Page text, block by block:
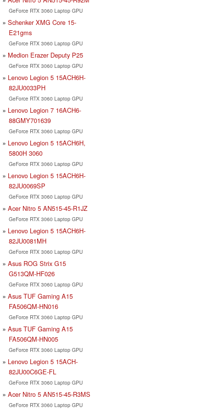
GeForce RTX 3060 Laptop GPU
Schenker XMG Core 15-
E21gms
GeForce RTX 3060 Laptop GPU
Medion Erazer Deputy P25
GeForce RTX 3060 Laptop GPU
Lenovo Legion 5 15ACH6H-
82JU0033PH
GeForce RTX 3060 Laptop GPU
Lenovo Legion 7 16ACH6-
88GMY701639
GeForce RTX 3060 Laptop GPU
Lenovo Legion 5 15ACH6H,
5800H 3060
GeForce RTX 3060 Laptop GPU
Lenovo Legion 5 15ACH6H-
82JU0069SP
GeForce RTX 3060 Laptop GPU
Acer Nitro 5 AN515-45-R1JZ
GeForce RTX 3060 Laptop GPU
Lenovo Legion 5 15ACH6H-
82JU0081MH
GeForce RTX 3060 Laptop GPU
Asus ROG Strix G15
G513QM-HF026
GeForce RTX 3060 Laptop GPU
Asus TUF Gaming A15
FA506QM-HN016
GeForce RTX 3060 Laptop GPU
Asus TUF Gaming A15
FA506QM-HN005
GeForce RTX 3060 Laptop GPU
Lenovo Legion 5 15ACH-
82JU00C6GE-FL
GeForce RTX 3060 Laptop GPU
Acer Nitro 5 AN515-45-R3MS
GeForce RTX 3060 Laptop GPU